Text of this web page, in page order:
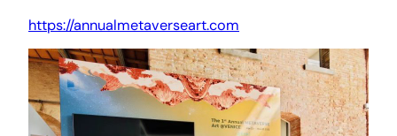
https://annualmetaverseart.com